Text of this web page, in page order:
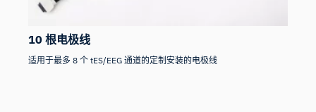
10 根电极线
适用于最多 8 个 tES/EEG 通道的定制安装的电极线